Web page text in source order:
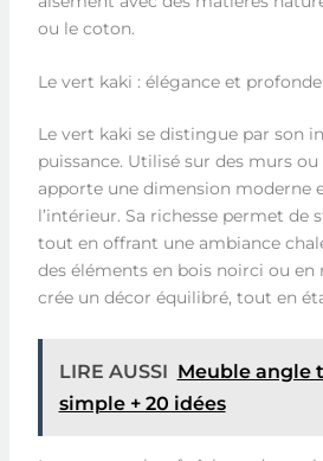
ou le coton.
Le vert kaki : élégance et
Le vert kaki se distingue par son
puissance. Utilisé sur des murs
apporte une dimension moderne
l’intérieur. Sa richesse permet de
tout en offrant une ambiance
des éléments en bois noirci ou en
crée un décor équilibré, tout en
LIRE AUSSI Meuble angle
simple + 20 idées